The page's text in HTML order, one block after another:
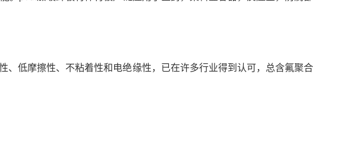
低摩擦性、不粘着性和电绝缘性，已在许多行业得到认可，总含氟聚合